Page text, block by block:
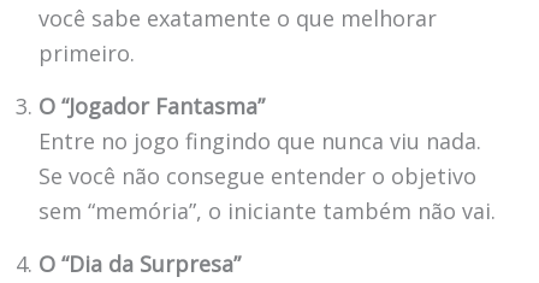
você sabe exatamente o que melhorar
primeiro.
O “Jogador Fantasma”
Entre no jogo fingindo que nunca viu nada.
Se você não consegue entender o objetivo
sem “memória”, o iniciante também não vai.
O “Dia da Surpresa”